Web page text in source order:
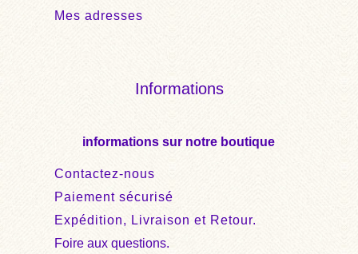
Mes adresses
Informations
informations sur notre boutique
Contactez-nous
Paiement sécurisé
Expédition, Livraison et Retour.
Foire aux questions.